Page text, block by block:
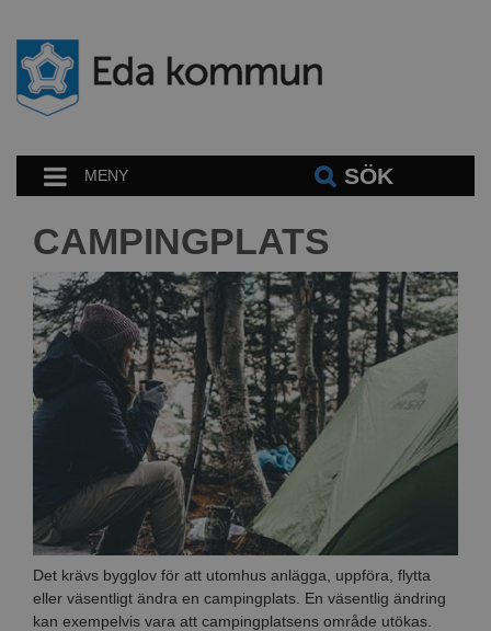
MENY SÖK
CAMPINGPLATS
Det krävs bygglov för att utomhus anlägga, uppföra, flytta
eller väsentligt ändra en campingplats. En väsentlig ändring
kan exempelvis vara att campingplatsens område utökas.